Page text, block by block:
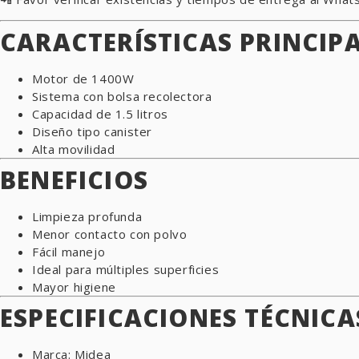
CARACTERÍSTICAS
Motor de 1400W
Sistema con bolsa recolectora
Capacidad de 1.5 litros
Diseño tipo canister
Alta movilidad
BENEFICIOS
Limpieza profunda
Menor contacto con polvo
Fácil manejo
Ideal para múltiples superficies
Mayor higiene
ESPECIFICACIONES
Marca: Midea